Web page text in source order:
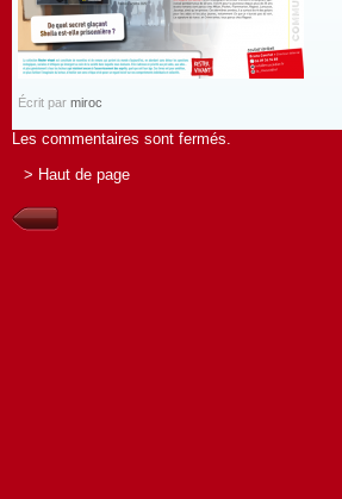
Écrit par miroc
Les commentaires sont fermés.
> Haut de page